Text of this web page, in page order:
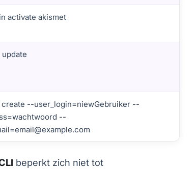
activate akismet
create --user_login=niewGebruiker --
--
beperkt zich niet tot